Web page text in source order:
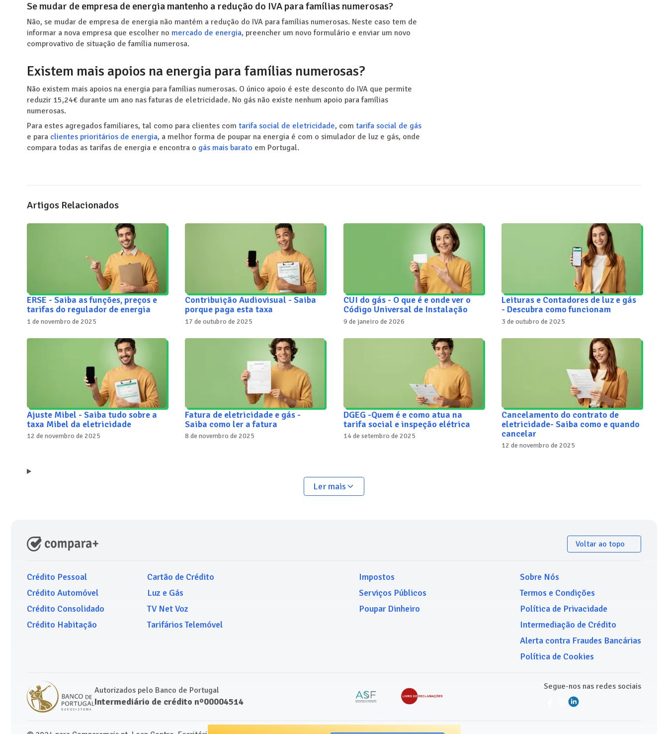
Se mudar de empresa de energia mantenho a redução do IVA para famílias numerosas?
Não, se mudar de empresa de energia não mantém a redução do IVA para famílias numerosas. Neste caso tem de
informar a nova empresa que escolher no mercado de energia, preencher um novo formulário e enviar um novo
comprovativo de situação de família numerosa.
Existem mais apoios na energia para famílias numerosas?
Não existem mais apoios na energia para famílias numerosas. O único apoio é este desconto do IVA que permite
reduzir 15,24€ durante um ano nas faturas de eletricidade. No gás não existe nenhum apoio para famílias
numerosas.
Para estes agregados familiares, tal como para clientes com tarifa social de eletricidade, com tarifa social de gás
e para clientes prioritários de energia, a melhor forma de poupar na energia é com o simulador de luz e gás, onde
compara todas as tarifas de energia e encontra o gás mais barato em Portugal.
Artigos Relacionados
ERSE - Saiba as funções, preços e
tarifas do regulador de energia
1 de novembro de 2025
Contribuição Audiovisual - Saiba
porque paga esta taxa
17 de outubro de 2025
CUI do gás - O que é e onde ver o
Código Universal de Instalação
9 de janeiro de 2026
Leituras e Contadores de luz e gás
- Descubra como funcionam
3 de outubro de 2025
Ajuste Mibel - Saiba tudo sobre a
taxa Mibel da eletricidade
12 de novembro de 2025
Fatura de eletricidade e gás -
Saiba como ler a fatura
8 de novembro de 2025
DGEG -Quem é e como atua na
tarifa social e inspeção elétrica
14 de setembro de 2025
Cancelamento do contrato de
eletricidade- Saiba como e quando
cancelar
12 de novembro de 2025
Ler mais
Voltar ao topo
Crédito Pessoal
Crédito Automóvel
Crédito Consolidado
Crédito Habitação
Cartão de Crédito
Luz e Gás
TV Net Voz
Tarifários Telemóvel
Impostos
Serviços Públicos
Poupar Dinheiro
Sobre Nós
Termos e Condições
Política de Privacidade
Intermediação de Crédito
Alerta contra Fraudes Bancárias
Política de Cookies
Autorizados pelo Banco de Portugal
Intermediário de crédito nº00004514
Segue-nos nas redes sociais